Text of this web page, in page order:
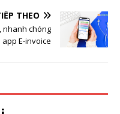
THEO
nhanh chóng
E-invoice